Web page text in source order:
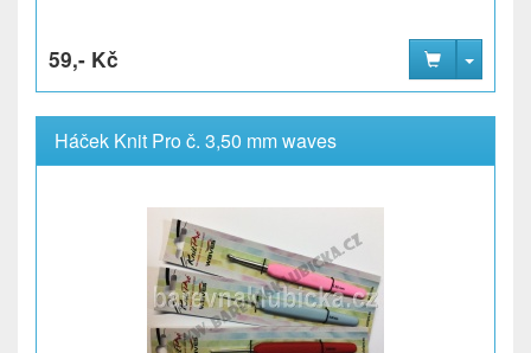
59,- Kč
Háček Knit Pro č. 3,50 mm waves